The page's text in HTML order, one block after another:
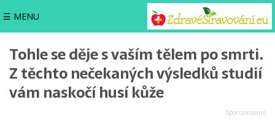
☰ MENU
Tohle se děje s vaším tělem po smrti.
Z těchto nečekaných výsledků studií
vám naskočí husí kůže